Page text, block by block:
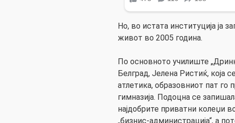
Но, во истата институција ја
живот во 2005 година.
По основното училиште
Белград, Јелена Ристиќ, која
атлетика, образовниот пат го
гимназија. Подоцна се
најдобрите приватни колеџи
„бизнис-администрација“, а